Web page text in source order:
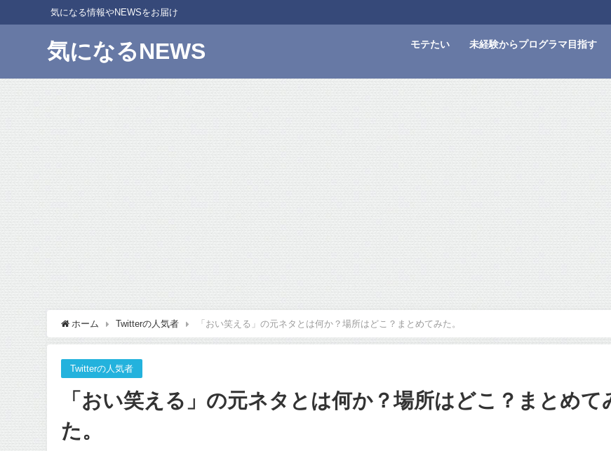
気になる情報やNEWSをお届け
気になるNEWS モテたい 未経験からプログラマ目指す
ホーム Twitterの人気者 「おい笑える」の元ネタとは何か？場所はどこ？まとめてみた。
Twitterの人気者
「おい笑える」の元ネタとは何か？場所はどこ？まとめて
た。